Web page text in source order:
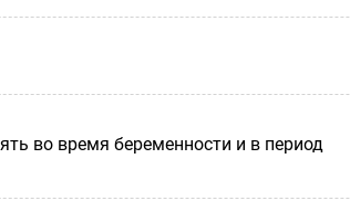
во время беременности и в период